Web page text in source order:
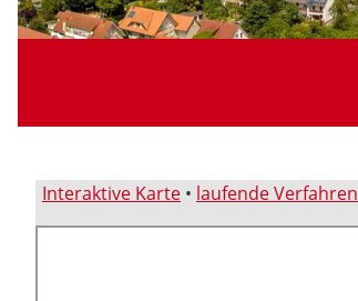
Interaktive Karte • laufende Verfahren